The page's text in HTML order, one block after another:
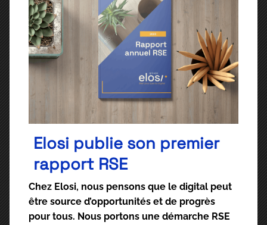
Elosi publie son premier
rapport RSE
Chez Elosi, nous pensons que le digital peut
être source d’opportunités et de progrès
pour tous. Nous portons une démarche RSE